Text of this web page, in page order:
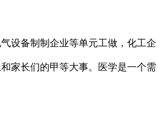
设备制制企业等单元工做，化工企
家长们的甲等大事。医学是一个需